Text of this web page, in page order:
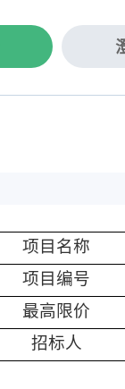
项目名称
项目编号
最高限价
招标人